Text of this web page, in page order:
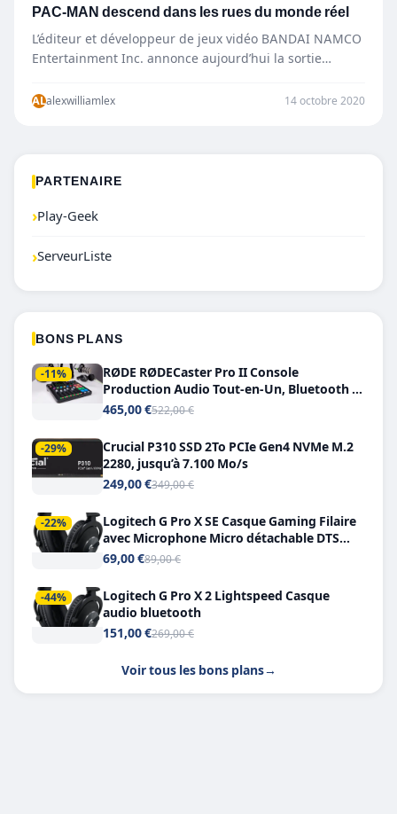
PAC-MAN descend dans les rues du monde réel
L’éditeur et développeur de jeux vidéo BANDAI NAMCO
Entertainment Inc. annonce aujourd’hui la sortie
ALalexwilliamlex 14 octobre 2020
PARTENAIRE
›Play-Geek
›ServeurListe
BONS PLANS
-11%
RØDE RØDECaster Pro II Console
Production Audio Tout-en-Un, Bluetooth et
Double USB-C
465,00 €522,00 €
-29%
Crucial P310 SSD 2To PCIe Gen4 NVMe M.2
2280, jusqu’à 7.100 Mo/s
249,00 €349,00 €
-22%
Logitech G Pro X SE Casque Gaming Filaire
avec Microphone Micro détachable DTS
Headphone X 7.1
69,00 €89,00 €
-44%
Logitech G Pro X 2 Lightspeed Casque
audio bluetooth
151,00 €269,00 €
Voir tous les bons plans→